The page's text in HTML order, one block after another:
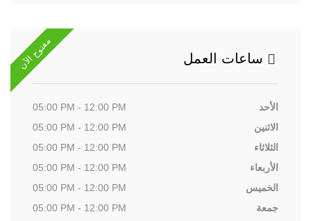
مفتوح الآن ساعات العمل
الأحد
05:00 PM - 12:00 PM
الاثنين
05:00 PM - 12:00 PM
الثلاثاء
05:00 PM - 12:00 PM
الأربعاء
05:00 PM - 12:00 PM
الخميس
05:00 PM - 12:00 PM
جمعة
05:00 PM - 12:00 PM